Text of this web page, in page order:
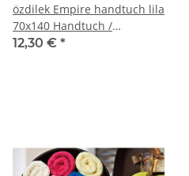
özdilek Empire handtuch lila
70x140 Handtuch /
Handtücher
12,30 € *